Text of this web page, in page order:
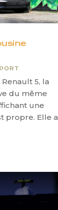
5, la
du même
une
propre. Elle a